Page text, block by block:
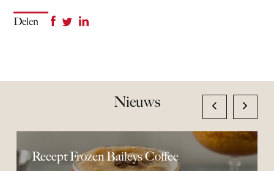
Delen
Nieuws
Recept Frozen Baileys Coffee